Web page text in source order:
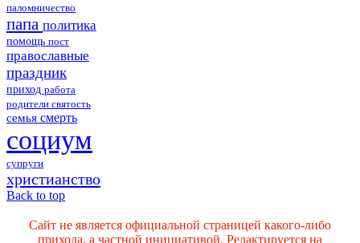
паломничество
папа политика
помощь пост
православные
праздник
приход работа
родители святость
семья смерть
социум
супруги
христианство
Back to top
Сайт не является официальной страницей какого-либо
прихода, а частной инициативой. Редактируется на